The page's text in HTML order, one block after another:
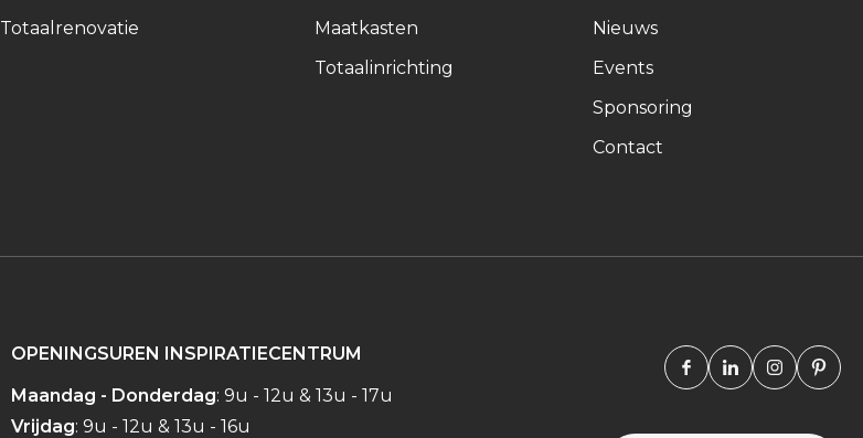
Totaalrenovatie
Maatkasten
Totaalinrichting
Nieuws
Events
Sponsoring
Contact
OPENINGSUREN INSPIRATIECENTRUM
Maandag - Donderdag: 9u - 12u & 13u - 17u
Vrijdag: 9u - 12u & 13u - 16u
Facebook
Linkedin